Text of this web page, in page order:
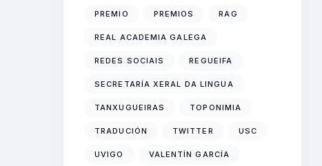
PREMIO PREMIOS RAG
REAL ACADEMIA GALEGA
REDES SOCIAIS REGUEIFA
SECRETARÍA XERAL DA LINGUA
TANXUGUEIRAS TOPONIMIA
TRADUCIÓN TWITTER USC
UVIGO VALENTÍN GARCÍA